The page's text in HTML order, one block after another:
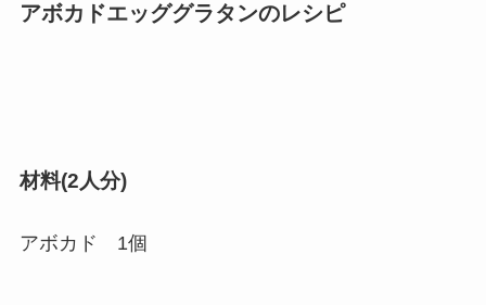
アボカドエッググラタンのレシピ
材料(2人分)
アボカド 1個